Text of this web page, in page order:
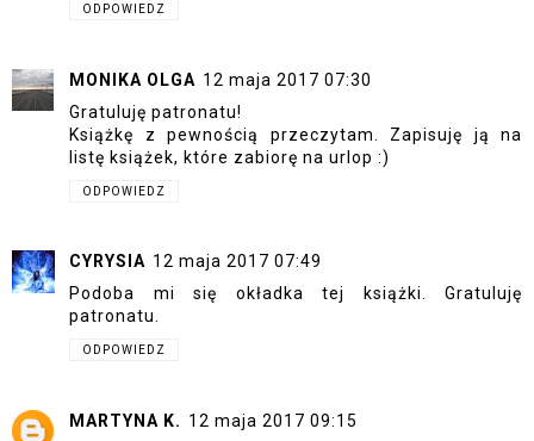
ODPOWIEDZ
MONIKA OLGA 12 maja 2017 07:30
Gratuluję patronatu!
Książkę z pewnością przeczytam. Zapisuję ją na
listę książek, które zabiorę na urlop :)
ODPOWIEDZ
CYRYSIA 12 maja 2017 07:49
Podoba mi się okładka tej książki. Gratuluję
patronatu.
ODPOWIEDZ
MARTYNA K. 12 maja 2017 09:15